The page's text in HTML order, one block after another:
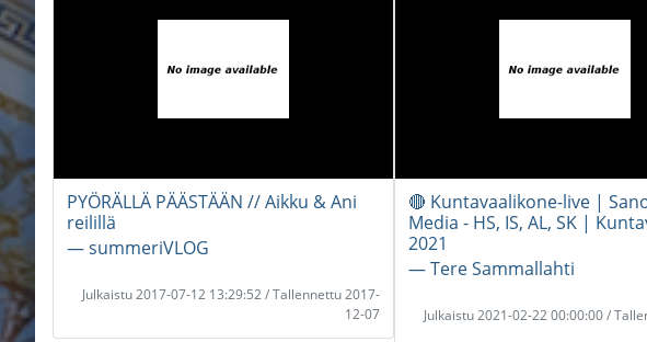
PYÖRÄLLÄ PÄÄSTÄÄN // Aikku & Ani
reilillä
― summeriVLOG
Julkaistu 2017-07-12 13:29:52 / Tallennettu 2017-
12-07
🔴 Kuntavaalikone-live |
Media - HS, IS, AL, SK |
2021
― Tere Sammallahti
Julkaistu 2021-02-22 00:00:00 /